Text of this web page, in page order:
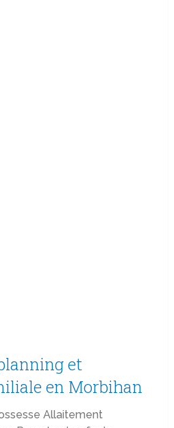
et
en Morbihan
Allaitement